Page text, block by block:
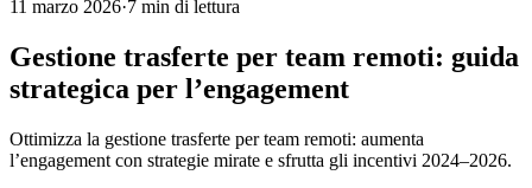
11 marzo 2026·7 min di lettura
Gestione trasferte per team remoti: guida
strategica per l’engagement
Ottimizza la gestione trasferte per team remoti: aumenta
l’engagement con strategie mirate e sfrutta gli incentivi 2024–2026.